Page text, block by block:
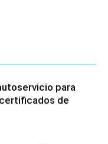
para
de